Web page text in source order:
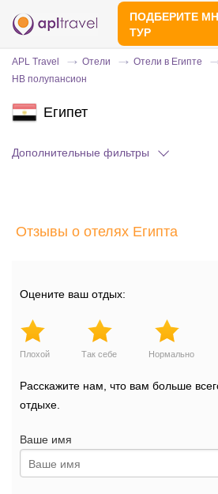
ПОДБЕРИТЕ
ТУР
APL Travel Отели Отели в Египте
HB полупансион
Египет
Дополнительные фильтры
Отзывы о отелях Египта
Оцените ваш отдых:
Плохой Так себе Нормально
Расскажите нам, что вам больше
отдыхе.
Ваше имя